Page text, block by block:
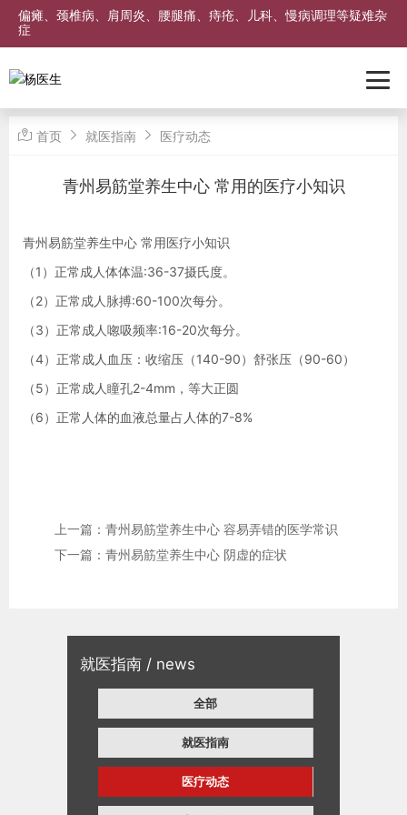
偏瘫、颈椎病、肩周炎、腰腿痛、痔疮、儿科、慢病调理等疑难杂
症
就医指南 / news
全部
就医指南
医疗动态
首页 就医指南 医疗动态
青州易筋堂养生中心 常用的医疗小知识
青州易筋堂养生中心 常用医疗小知识
（1）正常成人体体温:36-37摄氏度。
（2）正常成人脉搏:60-100次每分。
（3）正常成人唿吸频率:16-20次每分。
（4）正常成人血压：收缩压（140-90）舒张压（90-60）
（5）正常成人瞳孔2-4mm，等大正圆
（6）正常人体的血液总量占人体的7-8%
上一篇：青州易筋堂养生中心 容易弄错的医学常识
下一篇：青州易筋堂养生中心 阴虚的症状